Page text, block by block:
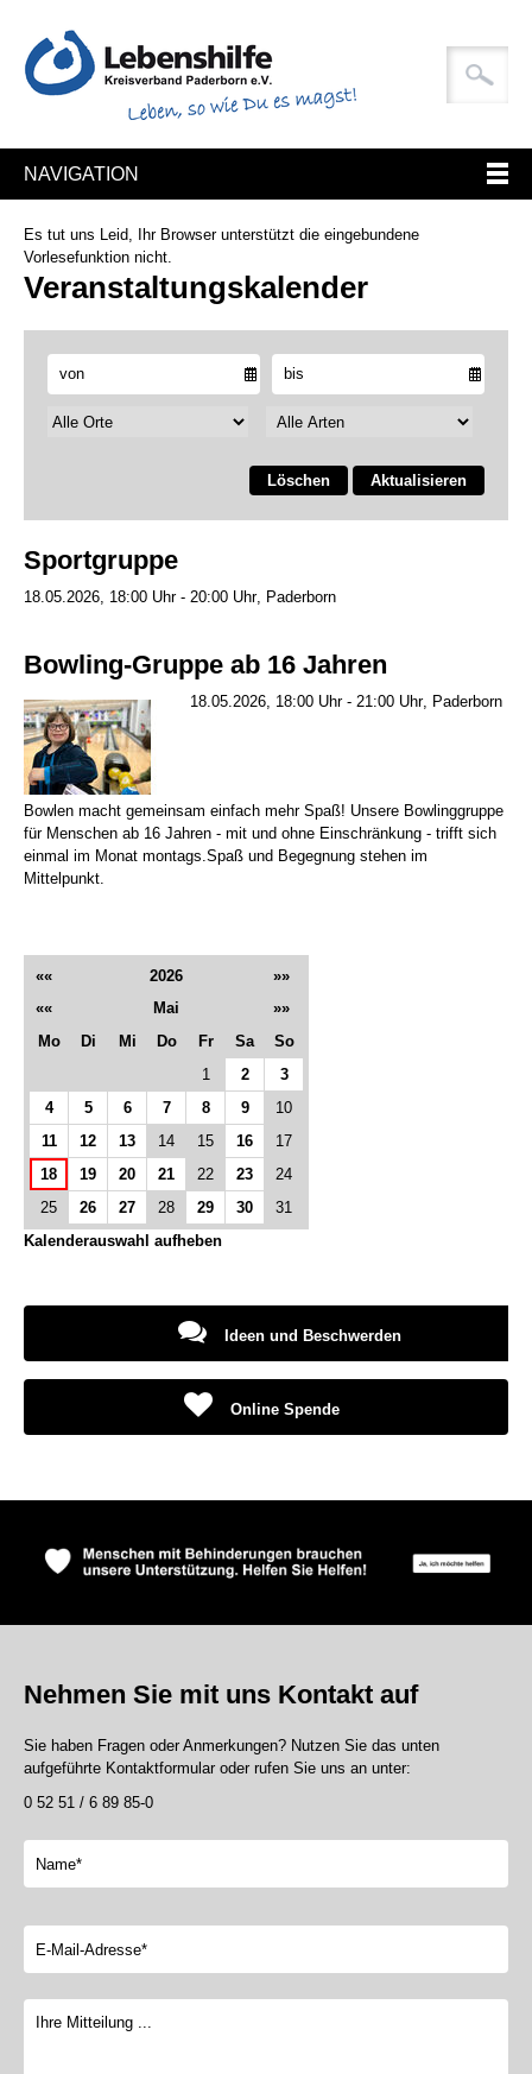
NAVIGATION
Es tut uns Leid, Ihr Browser unterstützt die eingebundene
Vorlesefunktion nicht.
Veranstaltungskalender
Löschen Aktualisieren
Sportgruppe
18.05.2026, 18:00 Uhr - 20:00 Uhr Paderborn
Bowling-Gruppe ab 16 Jahren
18.05.2026, 18:00 Uhr - 21:00 Uhr Paderborn
Bowlen macht gemeinsam einfach mehr Spaß! Unsere Bowlinggruppe
für Menschen ab 16 Jahren - mit und ohne Einschränkung - trifft sich
einmal im Monat montags.Spaß und Begegnung stehen im
Mittelpunkt.
«« 2026
»»
««
Mai
»»
Mo
Di Mi Do Fr Sa
So
1
2
3
4
5 6 7 8 9
10
11
12 13 14 15 16
17
18
19 20 21 22 23
24
25
26 27 28 29 30
31
Kalenderauswahl aufheben
Ideen und Beschwerden
Online Spende
Nehmen Sie mit uns Kontakt auf
Sie haben Fragen oder Anmerkungen? Nutzen Sie das unten
aufgeführte Kontaktformular oder rufen Sie uns an unter:
0 52 51 / 6 89 85-0